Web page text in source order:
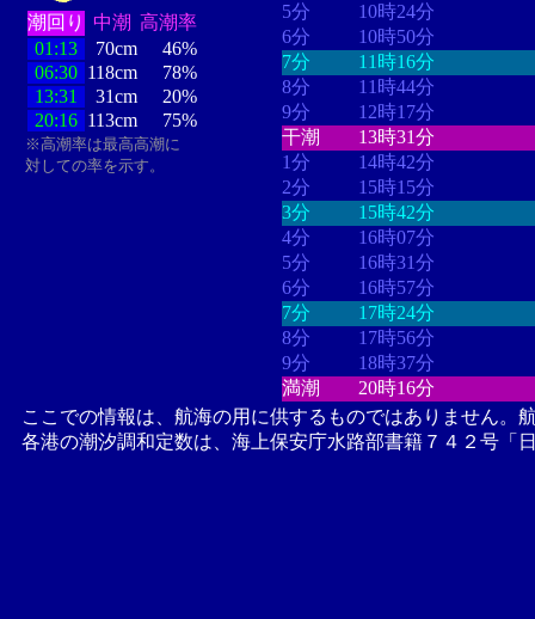
潮回り 中潮 高潮率
01:13
70cm
46%
06:30 118cm
78%
13:31
31cm
20%
20:16 113cm 75%
※高潮率は最高高潮に
対しての率を示す。
5分
10時24分
6分
10時50分
7分
11時16分
8分
11時44分
9分
12時17分
干潮
13時31分
1分
14時42分
2分
15時15分
3分
15時42分
4分
16時07分
5分
16時31分
6分
16時57分
7分
17時24分
8分
17時56分
9分
18時37分
満潮
20時16分
ここでの情報は、航海の用に供するものではありません。
各港の潮汐調和定数は、海上保安庁水路部書籍７４２号「